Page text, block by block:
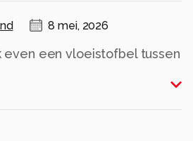
8 mei, 2026
even een vloeistofbel tussen
warmte af als het